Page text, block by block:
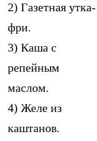
2) Газетная утка-
фри.
3) Каша с
репейным
маслом.
4) Желе из
каштанов.